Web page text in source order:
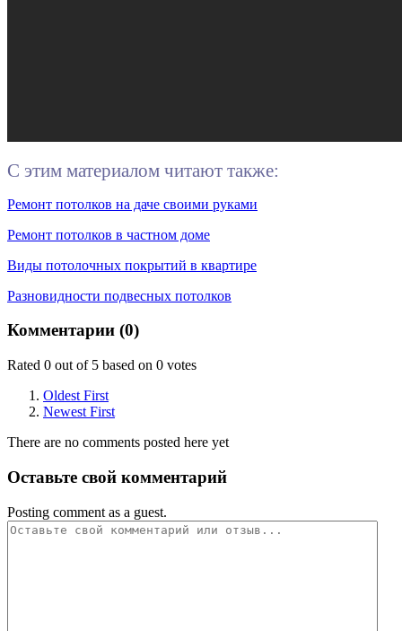
С этим материалом читают также:
Ремонт потолков на даче своими руками
Ремонт потолков в частном доме
Виды потолочных покрытий в квартире
Разновидности подвесных потолков
Комментарии (0)
Rated 0 out of 5 based on 0 votes
Oldest First
Newest First
There are no comments posted here yet
Оставьте свой комментарий
Posting comment as a guest.